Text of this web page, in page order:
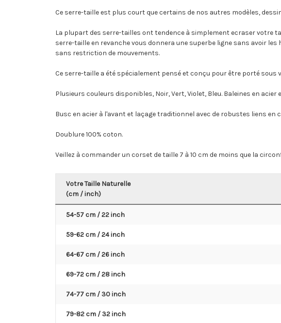
Ce serre-taille est plus court que certains de nos autres modèles,
La plupart des serre-tailles ont tendence à simplement ecraser votre
serre-taille en revanche vous donnera une superbe ligne sans avoir
sans restriction de mouvements.
Ce serre-taille a été spécialement pensé et conçu pour être porté
Plusieurs couleurs disponibles, Noir, Vert, Violet, Bleu. Baleines en acier
Busc en acier à l'avant et laçage traditionnel avec de robustes liens en
Doublure 100% coton.
Veillez à commander un corset de taille 7 à 10 cm de moins que la
Votre Taille Naturelle
(cm / inch)
54-57 cm / 22 inch
59-62 cm / 24 inch
64-67 cm / 26 inch
69-72 cm / 28 inch
74-77 cm / 30 inch
79-82 cm / 32 inch